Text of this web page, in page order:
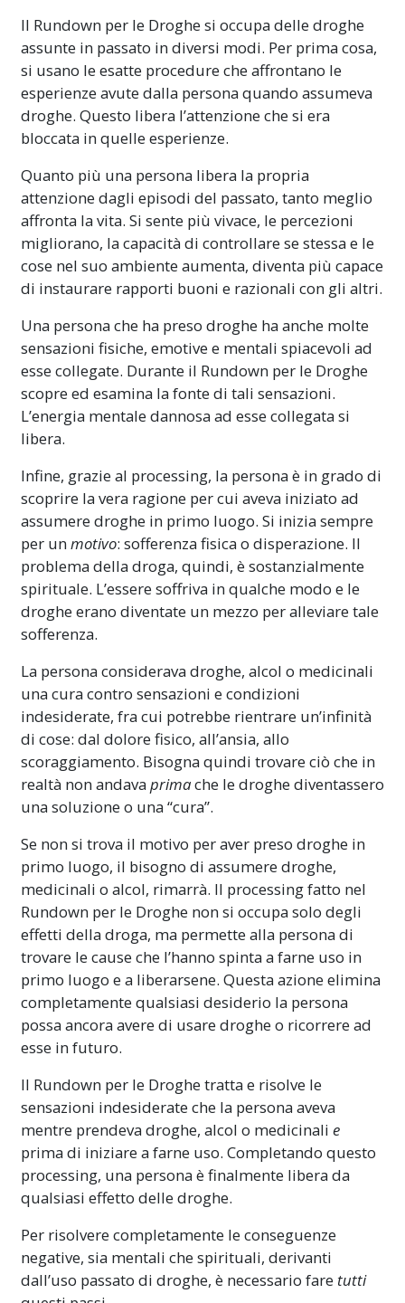
Il Rundown per le Droghe si occupa delle droghe
assunte in passato in diversi modi. Per prima cosa,
si usano le esatte procedure che affrontano le
esperienze avute dalla persona quando assumeva
droghe. Questo libera l’attenzione che si era
bloccata in quelle esperienze.
Quanto più una persona libera la propria
attenzione dagli episodi del passato, tanto meglio
affronta la vita. Si sente più vivace, le percezioni
migliorano, la capacità di controllare se stessa e le
cose nel suo ambiente aumenta, diventa più capace
di instaurare rapporti buoni e razionali con gli altri.
Una persona che ha preso droghe ha anche molte
sensazioni fisiche, emotive e mentali spiacevoli ad
esse collegate. Durante il Rundown per le Droghe
scopre ed esamina la fonte di tali sensazioni.
L’energia mentale dannosa ad esse collegata si
libera.
Infine, grazie al processing, la persona è in grado di
scoprire la vera ragione per cui aveva iniziato ad
assumere droghe in primo luogo. Si inizia sempre
per unmotivo: sofferenza fisica o disperazione. Il
problema della droga, quindi, è sostanzialmente
spirituale. L’essere soffriva in qualche modo e le
droghe erano diventate un mezzo per alleviare tale
sofferenza.
La persona considerava droghe, alcol o medicinali
una cura contro sensazioni e condizioni
indesiderate, fra cui potrebbe rientrare un’infinità
di cose: dal dolore fisico, all’ansia, allo
scoraggiamento. Bisogna quindi trovare ciò che in
realtà non andavaprimache le droghe diventassero
una soluzione o una “cura”.
Se non si trova il motivo per aver preso droghe in
primo luogo, il bisogno di assumere droghe,
medicinali o alcol, rimarrà. Il processing fatto nel
Rundown per le Droghe non si occupa solo degli
effetti della droga, ma permette alla persona di
trovare le cause che l’hanno spinta a farne uso in
primo luogo e a liberarsene. Questa azione elimina
completamente qualsiasi desiderio la persona
possa ancora avere di usare droghe o ricorrere ad
esse in futuro.
Il Rundown per le Droghe tratta e risolve le
sensazioni indesiderate che la persona aveva
mentre prendeva droghe, alcol o medicinali e
prima di iniziare a farne uso. Completando questo
processing, una persona è finalmente libera da
qualsiasi effetto delle droghe.
Per risolvere completamente le conseguenze
negative, sia mentali che spirituali, derivanti
dall’uso passato di droghe, è necessario fare tutti